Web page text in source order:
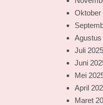
Oktober
Agustus
Juli 2025
Juni
Mei
April
Maret